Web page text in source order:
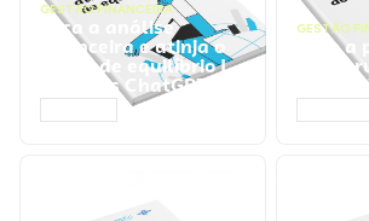
GESTÃO FINANCEIRA
Faça a análise
financeira e atinja o
ponto de equilíbrio |
Prompts ChatGPT
GESTÃO
Faça
seu